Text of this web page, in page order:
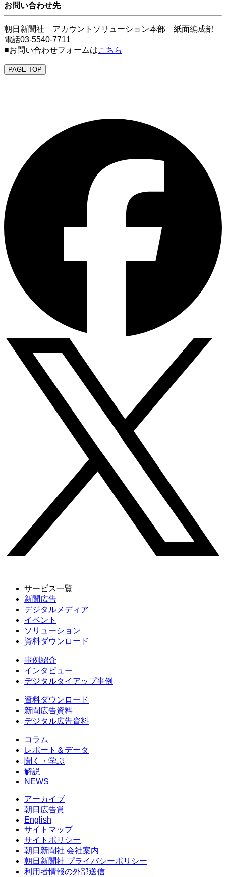
お問い合わせ先
朝日新聞社 アカウントソリューション本部 紙面編成部
電話03-5540-7711
■お問い合わせフォームはこちら
PAGE TOP
サービス一覧
新聞広告
デジタルメディア
イベント
ソリューション
資料ダウンロード
事例紹介
インタビュー
デジタルタイアップ事例
資料ダウンロード
新聞広告資料
デジタル広告資料
コラム
レポート＆データ
聞く・学ぶ
解説
NEWS
アーカイブ
朝日広告賞
English
サイトマップ
サイトポリシー
朝日新聞社 会社案内
朝日新聞社 プライバシーポリシー
利用者情報の外部送信